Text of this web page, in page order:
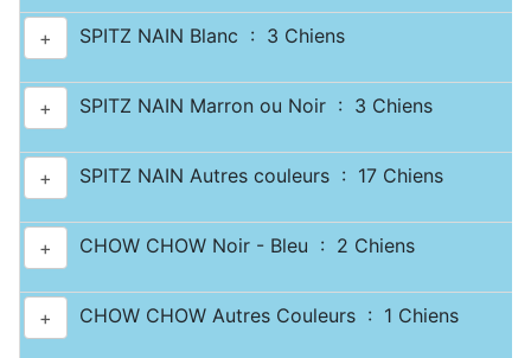
+ SPITZ NAIN Blanc : 3 Chiens
+ SPITZ NAIN Marron ou Noir : 3 Chiens
+ SPITZ NAIN Autres couleurs : 17 Chiens
+ CHOW CHOW Noir - Bleu : 2 Chiens
+ CHOW CHOW Autres Couleurs : 1 Chiens